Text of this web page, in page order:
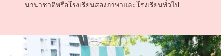
นานาชาติหรือโรงเรียนสองภาษาและโรงเรียนทั่วไป